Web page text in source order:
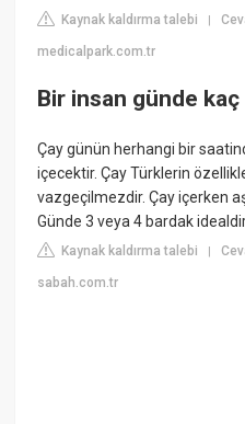
Kaynak kaldırma talebi |
medicalpark.com.tr
Bir insan günde
Çay günün herhangi bir
içecektir. Çay Türklerin
vazgeçilmezdir. Çay içerken
Günde 3 veya 4 bardak
Kaynak kaldırma talebi |
sabah.com.tr